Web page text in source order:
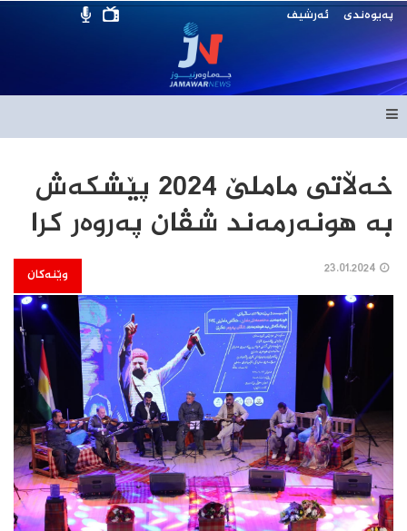
پەیوەندی ئەرشیف
خه‌ڵاتى ماملێ 2024 پێشکه‌ش
به‌ هونه‌رمه‌ند شڤان په‌روه‌ر کرا
وێنەکان